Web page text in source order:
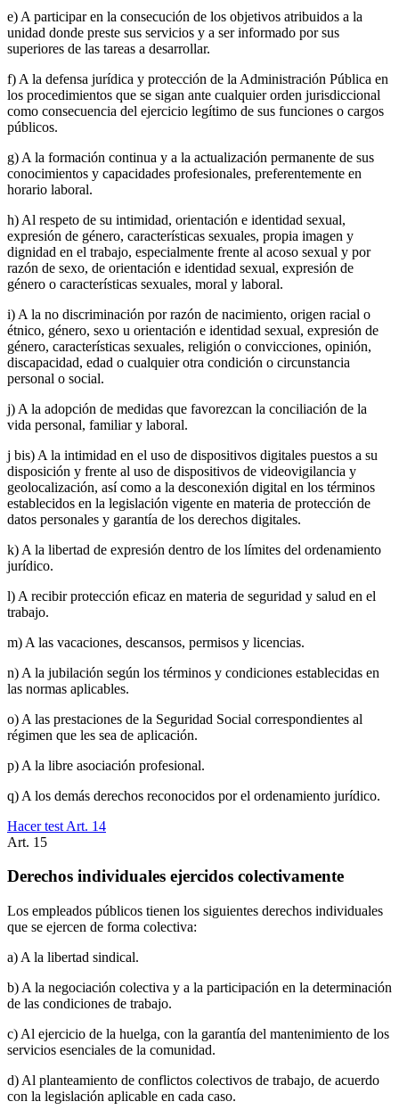
e) A participar en la consecución de los objetivos atribuidos a la
unidad donde preste sus servicios y a ser informado por sus
superiores de las tareas a desarrollar.
f) A la defensa jurídica y protección de la Administración Pública en
los procedimientos que se sigan ante cualquier orden jurisdiccional
como consecuencia del ejercicio legítimo de sus funciones o cargos
públicos.
g) A la formación continua y a la actualización permanente de sus
conocimientos y capacidades profesionales, preferentemente en
horario laboral.
h) Al respeto de su intimidad, orientación e identidad sexual,
expresión de género, características sexuales, propia imagen y
dignidad en el trabajo, especialmente frente al acoso sexual y por
razón de sexo, de orientación e identidad sexual, expresión de
género o características sexuales, moral y laboral.
i) A la no discriminación por razón de nacimiento, origen racial o
étnico, género, sexo u orientación e identidad sexual, expresión de
género, características sexuales, religión o convicciones, opinión,
discapacidad, edad o cualquier otra condición o circunstancia
personal o social.
j) A la adopción de medidas que favorezcan la conciliación de la
vida personal, familiar y laboral.
j bis) A la intimidad en el uso de dispositivos digitales puestos a su
disposición y frente al uso de dispositivos de videovigilancia y
geolocalización, así como a la desconexión digital en los términos
establecidos en la legislación vigente en materia de protección de
datos personales y garantía de los derechos digitales.
k) A la libertad de expresión dentro de los límites del ordenamiento
jurídico.
l) A recibir protección eficaz en materia de seguridad y salud en el
trabajo.
m) A las vacaciones, descansos, permisos y licencias.
n) A la jubilación según los términos y condiciones establecidas en
las normas aplicables.
o) A las prestaciones de la Seguridad Social correspondientes al
régimen que les sea de aplicación.
p) A la libre asociación profesional.
q) A los demás derechos reconocidos por el ordenamiento jurídico.
Hacer test Art. 14
Art. 15
Derechos individuales ejercidos colectivamente
Los empleados públicos tienen los siguientes derechos individuales
que se ejercen de forma colectiva:
a) A la libertad sindical.
b) A la negociación colectiva y a la participación en la determinación
de las condiciones de trabajo.
c) Al ejercicio de la huelga, con la garantía del mantenimiento de los
servicios esenciales de la comunidad.
d) Al planteamiento de conflictos colectivos de trabajo, de acuerdo
con la legislación aplicable en cada caso.